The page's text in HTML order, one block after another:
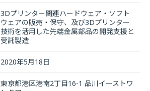
3Dプリンター関連ハードウェア・ソフト
ウェアの販売・保守、及び3Dプリンター
技術を活用した先端金属部品の開発支援と
受託製造
2020年5月18日
東京都港区港南2丁目16-1 品川イーストワ